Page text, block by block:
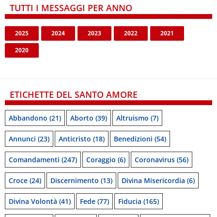
TUTTI I MESSAGGI PER ANNO
2025 2024 2023 2022 2021
2020
ETICHETTE DEL SANTO AMORE
Abbandono (21) Aborto (39) Altruismo (7)
Annunci (23) Anticristo (18) Benedizioni (54)
Comandamenti (247) Coraggio (6) Coronavirus (56)
Croce (24) Discernimento (13) Divina Misericordia (6)
Divina Volontà (41) Fede (77) Fiducia (165)